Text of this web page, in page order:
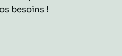
besoins !